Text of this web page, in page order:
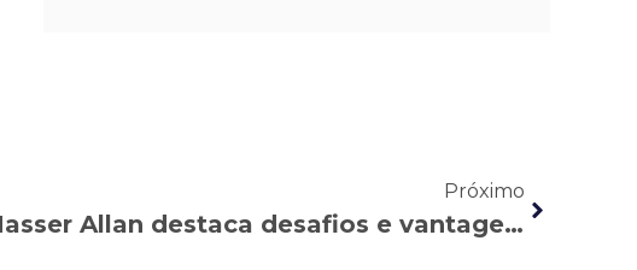
Próximo
Rádio Mais: Nasser Allan destaca desafios e vantagens da formalização de microempreendedores